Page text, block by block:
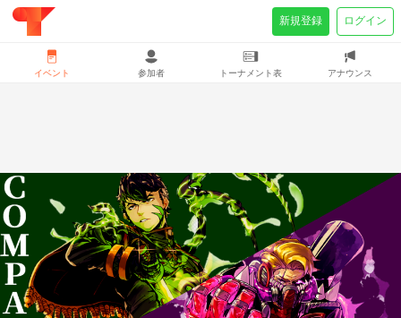
イベント 参加者 トーナメント表 アナウンス
新規登録 ログイン